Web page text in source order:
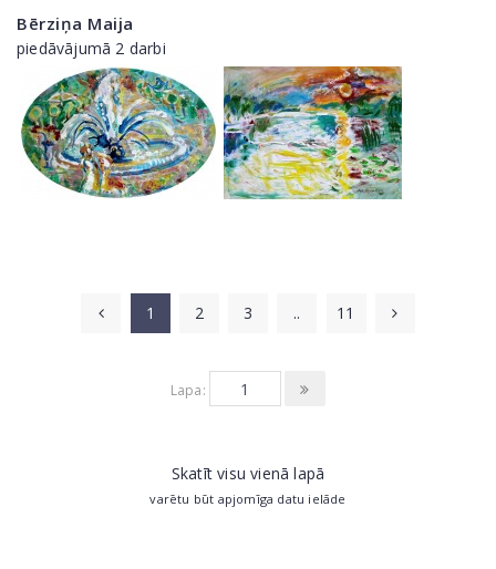
Bērziņa Maija
piedāvājumā 2 darbi
1 2 3 .. 11
Lapa:
Skatīt visu vienā lapā
varētu būt apjomīga datu ielāde